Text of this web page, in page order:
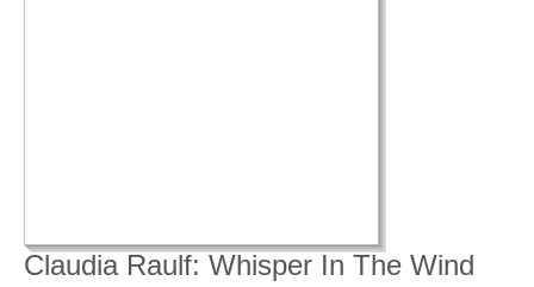
Claudia Raulf: Whisper In The Wind